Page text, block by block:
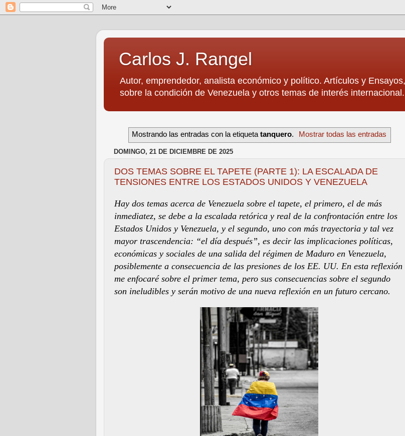
Carlos J. Rangel
Autor, emprendedor, analista económico y político. Artículos y
sobre la condición de Venezuela y otros temas de interés internacional.
Mostrando las entradas con la etiquetatanquero. Mostrar todas las entradas
DOMINGO, 21 DE DICIEMBRE DE 2025
DOS TEMAS SOBRE EL TAPETE (PARTE 1): LA ESCALADA DE
TENSIONES ENTRE LOS ESTADOS UNIDOS Y VENEZUELA
Hay dos temas acerca de Venezuela sobre el tapete, el primero, el de más
inmediatez, se debe a la escalada retórica y real de la confrontación entre los
Estados Unidos y Venezuela, y el segundo, uno con más trayectoria y tal vez
mayor trascendencia: “el día después”, es decir las implicaciones políticas,
económicas y sociales de una salida del régimen de Maduro en Venezuela,
posiblemente a consecuencia de las presiones de los EE. UU. En esta reflexión
me enfocaré sobre el primer tema, pero sus consecuencias sobre el segundo
son ineludibles y serán motivo de una nueva reflexión en un futuro cercano.